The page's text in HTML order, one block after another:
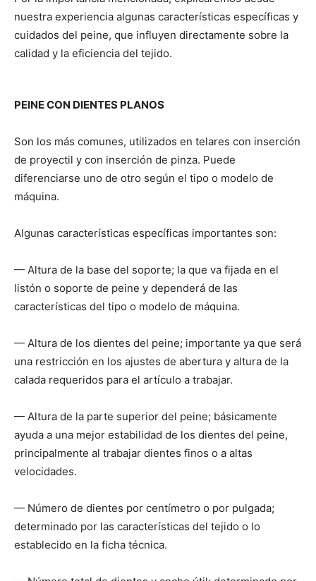
nuestra experiencia algunas características específicas y
cuidados del peine, que influyen directamente sobre la
calidad y la eficiencia del tejido.
PEINE CON DIENTES PLANOS
Son los más comunes, utilizados en telares con inserción
de proyectil y con inserción de pinza. Puede
diferenciarse uno de otro según el tipo o modelo de
máquina.
Algunas características específicas importantes son:
— Altura de la base del soporte; la que va fijada en el
listón o soporte de peine y dependerá de las
características del tipo o modelo de máquina.
— Altura de los dientes del peine; importante ya que será
una restricción en los ajustes de abertura y altura de la
calada requeridos para el artículo a trabajar.
— Altura de la parte superior del peine; básicamente
ayuda a una mejor estabilidad de los dientes del peine,
principalmente al trabajar dientes finos o a altas
velocidades.
— Número de dientes por centímetro o por pulgada;
determinado por las características del tejido o lo
establecido en la ficha técnica.